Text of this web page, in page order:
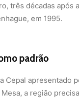
três décadas após
em 1995.
padrão
Cepal apresentado
a região